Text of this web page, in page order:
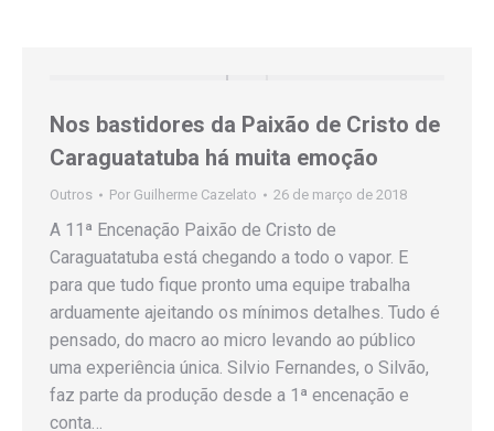
Nos bastidores da Paixão de Cristo de
Caraguatatuba há muita emoção
Outros Por Guilherme Cazelato 26 de março de 2018
A 11ª Encenação Paixão de Cristo de
Caraguatatuba está chegando a todo o vapor. E
para que tudo fique pronto uma equipe trabalha
arduamente ajeitando os mínimos detalhes. Tudo é
pensado, do macro ao micro levando ao público
uma experiência única. Silvio Fernandes, o Silvão,
faz parte da produção desde a 1ª encenação e
conta…